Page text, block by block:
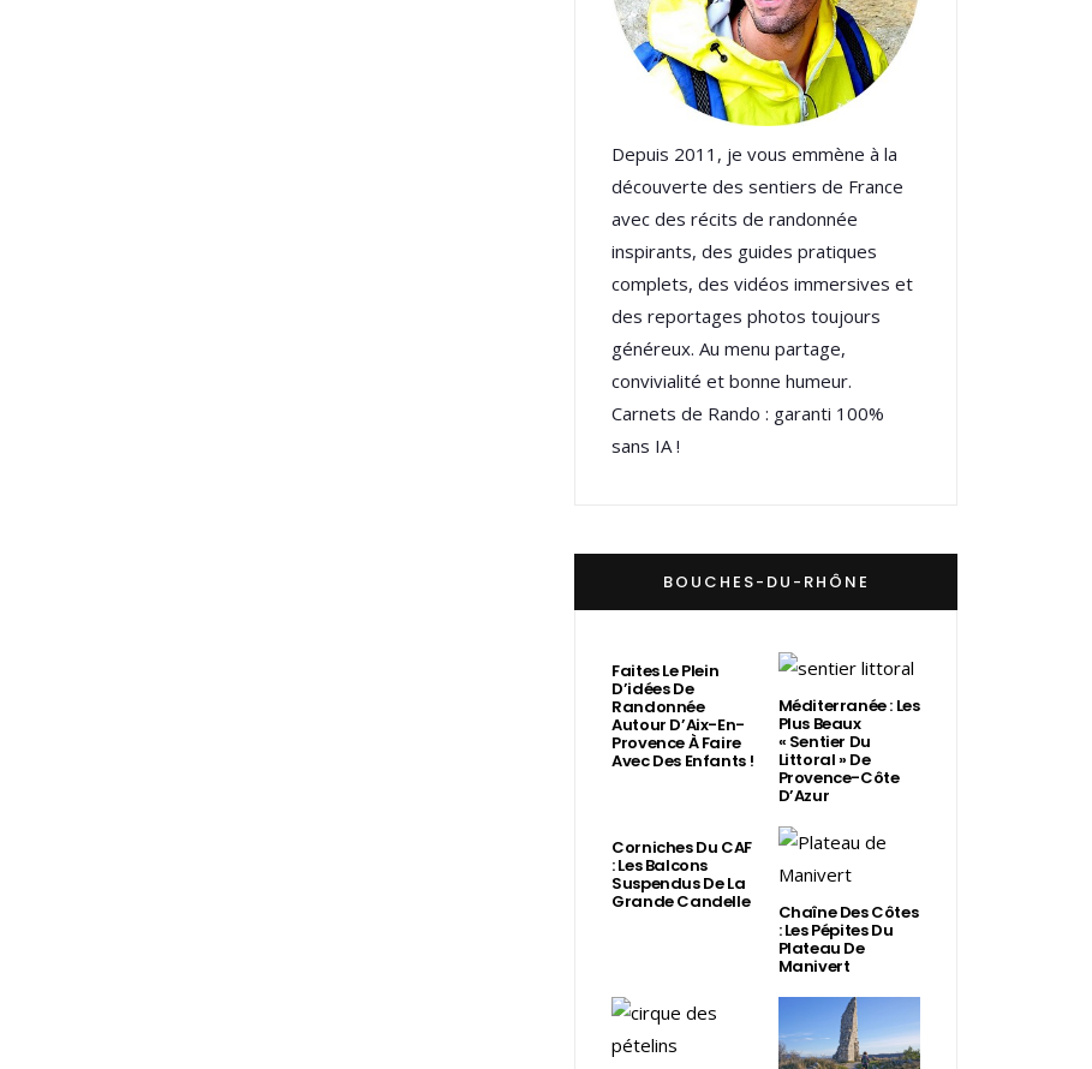
Depuis 2011, je vous emmène à la
découverte des sentiers de France
avec des récits de randonnée
inspirants, des guides pratiques
complets, des vidéos immersives et
des reportages photos toujours
généreux. Au menu partage,
convivialité et bonne humeur.
Carnets de Rando : garanti 100%
sans IA !
BOUCHES-DU-RHÔNE
Faites Le Plein
D’idées De
Randonnée
Autour D’Aix-En-
Provence À Faire
Avec Des Enfants !
Méditerranée : Les
Plus Beaux
« Sentier Du
Littoral » De
Provence-Côte
D’Azur
Corniches Du CAF
: Les Balcons
Suspendus De La
Grande Candelle Chaîne Des Côtes
: Les Pépites Du
Plateau De
Manivert